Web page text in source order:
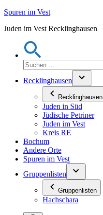
Zum
springen
Spuren im Vest
Juden im Vest Recklinghausen
Suchen
nach:
Recklinghausen
Recklinghausen
Juden in Süd
Jüdische Petriner
Juden im Vest
Kreis RE
Bochum
Andere Orte
Spuren im Vest
Gruppenlisten
Gruppenlisten
Hachschara